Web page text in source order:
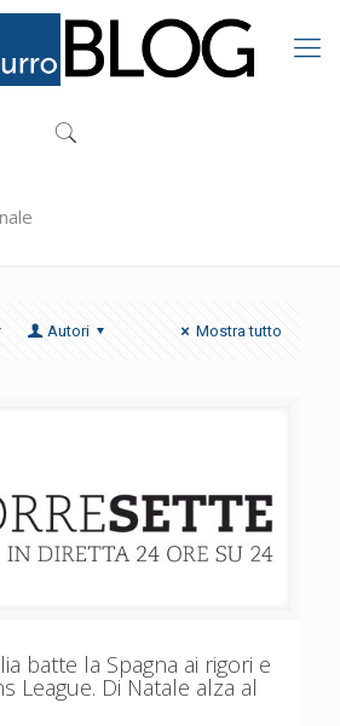
Autori Mostra tutto
batte la Spagna ai rigori e
League. Di Natale alza al